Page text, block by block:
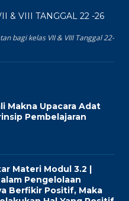
& VIII TANGGAL 22 -26
bagi kelas VII & VIII Tanggal 22-
Makna Upacara Adat
Pembelajaran
Materi Modul 3.2 |
Pengelolaan
Berfikir Positif, Maka